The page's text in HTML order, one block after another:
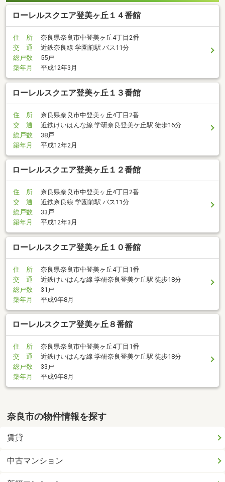
ローレルスクエア登美ヶ丘１４番館
住 所
奈良県奈良市中登美ヶ丘4丁目2番
交 通
近鉄奈良線 学園前駅 バス11分
総戸数
55戸
築年月
平成12年3月
ローレルスクエア登美ヶ丘１３番館
住 所
奈良県奈良市中登美ヶ丘4丁目2番
交 通
近鉄けいはんな線 学研奈良登美ケ丘駅 徒歩16分
総戸数
38戸
築年月
平成12年2月
ローレルスクエア登美ヶ丘１２番館
住 所
奈良県奈良市中登美ヶ丘4丁目2番
交 通
近鉄奈良線 学園前駅 バス11分
総戸数
33戸
築年月
平成12年3月
ローレルスクエア登美ヶ丘１０番館
住 所
奈良県奈良市中登美ヶ丘4丁目1番
交 通
近鉄けいはんな線 学研奈良登美ケ丘駅 徒歩18分
総戸数
31戸
築年月
平成9年8月
ローレルスクエア登美ヶ丘８番館
住 所
奈良県奈良市中登美ヶ丘4丁目1番
交 通
近鉄けいはんな線 学研奈良登美ケ丘駅 徒歩18分
総戸数
33戸
築年月
平成9年8月
奈良市の物件情報を探す
賃貸
中古マンション